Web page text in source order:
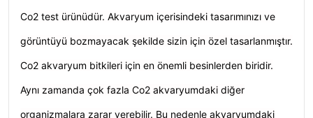
Co2 test ürünüdür. Akvaryum içerisindeki tasarımınızı ve
görüntüyü bozmayacak şekilde sizin için özel tasarlanmıştır.
Co2 akvaryum bitkileri için en önemli besinlerden biridir.
Aynı zamanda çok fazla Co2 akvaryumdaki diğer
organizmalara zarar verebilir. Bu nedenle akvaryumdaki